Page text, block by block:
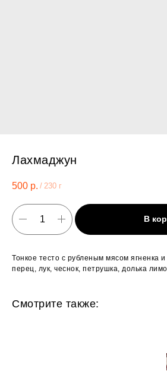
Лахмаджун
500 р. / 230 г
В
Тонкое тесто с рубленым мясом ягненка
перец, лук, чеснок, петрушка, долька
Смотрите также: